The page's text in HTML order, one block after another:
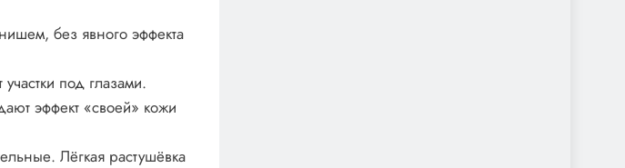
без явного эффекта
под глазами.
эффект «своей» кожи
Лёгкая растушёвка